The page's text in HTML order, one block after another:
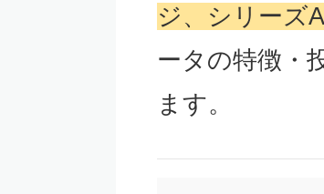
ジ、シリーズ
ータの特徴・
ます。